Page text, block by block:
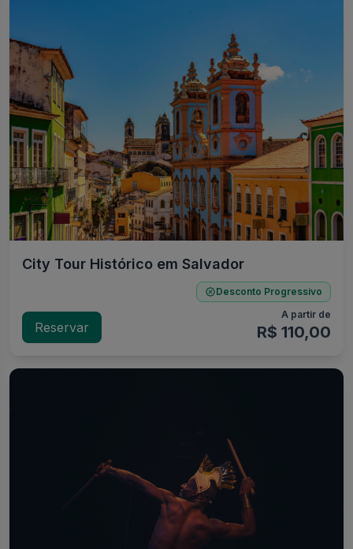
City Tour Histórico em Salvador
Desconto Progressivo
Reservar
A partir de
R$ 110,00